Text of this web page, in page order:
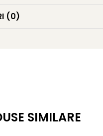
(0)
SIMILARE